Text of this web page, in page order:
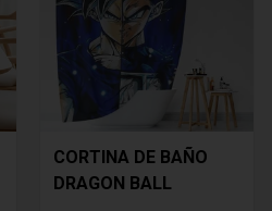
CORTINA DE BAÑO
DRAGON BALL